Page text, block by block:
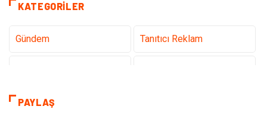
KATEGORILER
Gündem Tanıtıcı Reklam
Dekorasyon
PAYLAŞ